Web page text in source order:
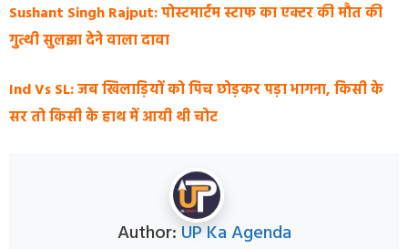
Sushant Singh Rajput: पोस्टमार्टम स्टाफ का एक्टर की मौत की
गुत्थी सुलझा देने वाला दावा
Ind Vs SL: जब खिलाड़ियों को पिच छोड़कर पड़ा भागना, किसी के
सर तो किसी के हाथ में आयी थी चोट
Author: UP Ka Agenda